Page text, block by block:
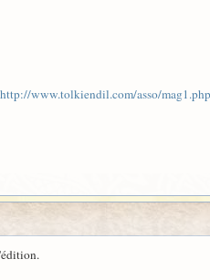
http://www.tolkiendil.com/asso/mag1.php